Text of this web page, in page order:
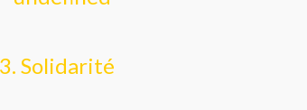
3. Solidarité